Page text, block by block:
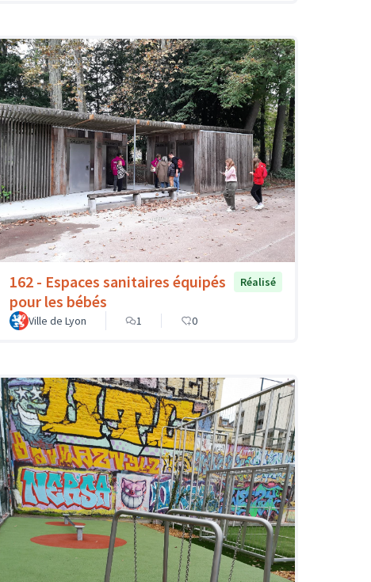
162 - Espaces sanitaires équipés
pour les bébés
Réalisé
Ville de Lyon 1 0